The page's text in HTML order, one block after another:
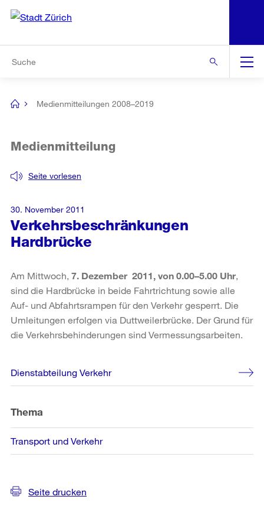
Navigation
[no
Medienmitteilungen 2008–2019
Verkehrsbeschränkungen
Hardbrücke
Seite vorlesen
Medienmitteilung
30. November 2011
Am Mittwoch, 7. Dezember 2011, von 0.00–5.00 Uhr,
sind die Hardbrücke in beide Fahrtrichtung sowie alle
Auf- und Abfahrtsrampen für den Verkehr gesperrt. Die
Umleitungen erfolgen via Duttweilerbrücke. Der Grund für
die Verkehrsbehinderungen sind Vermessungsarbeiten.
Weitere
Informationen
Dienstabteilung Verkehr
Thema
Transport und Verkehr
Seite drucken